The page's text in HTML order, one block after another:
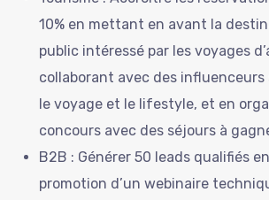
10% en mettant en avant la
public intéressé par les voyages
collaborant avec des influenceurs
le voyage et le lifestyle, et en
concours avec des séjours à
B2B : Générer 50 leads qualifiés
promotion d’un webinaire